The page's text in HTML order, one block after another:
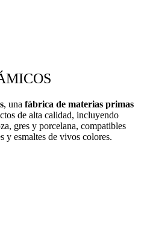
, una fábrica de materias primas
de alta calidad, incluyendo
gres y porcelana, compatibles
y esmaltes de vivos colores.